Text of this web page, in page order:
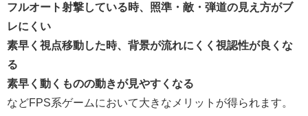
フルオート射撃している時、照準・敵・弾道の見え方がブ
レにくい
素早く視点移動した時、背景が流れにくく視認性が良くな
る
素早く動くものの動きが見やすくなる
などFPS系ゲームにおいて大きなメリットが得られます。